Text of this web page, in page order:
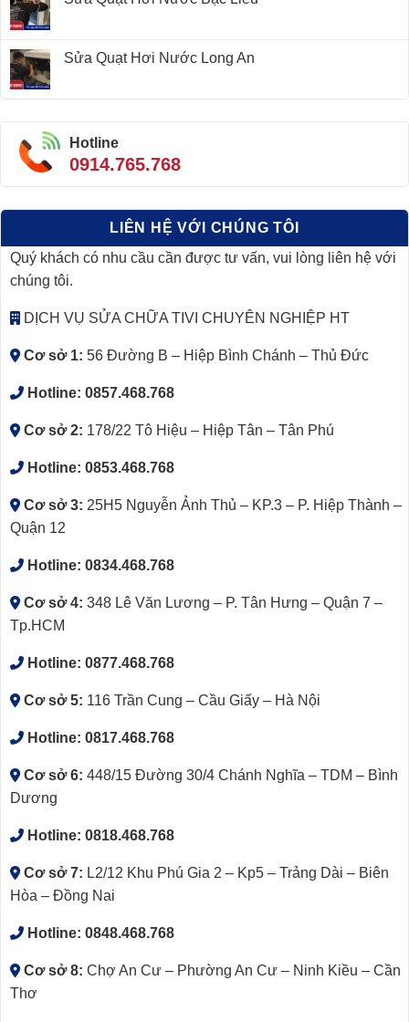
Sửa Quạt Hơi Nước Long An
Hotline
0914.765.768
LIÊN HỆ VỚI CHÚNG TÔI
Quý khách có nhu cầu cần được tư vấn, vui lòng liên hệ với
chúng tôi.
DỊCH VỤ SỬA CHỮA TIVI CHUYÊN NGHIỆP HT
Cơ sở 1: 56 Đường B – Hiệp Bình Chánh – Thủ Đức
Hotline: 0857.468.768
Cơ sở 2: 178/22 Tô Hiệu – Hiệp Tân – Tân Phú
Hotline: 0853.468.768
Cơ sở 3: 25H5 Nguyễn Ảnh Thủ – KP.3 – P. Hiệp Thành –
Quận 12
Hotline: 0834.468.768
Cơ sở 4: 348 Lê Văn Lương – P. Tân Hưng – Quận 7 –
Tp.HCM
Hotline: 0877.468.768
Cơ sở 5: 116 Trần Cung – Cầu Giấy – Hà Nội
Hotline: 0817.468.768
Cơ sở 6: 448/15 Đường 30/4 Chánh Nghĩa – TDM – Bình
Dương
Hotline: 0818.468.768
Cơ sở 7: L2/12 Khu Phú Gia 2 – Kp5 – Trảng Dài – Biên
Hòa – Đồng Nai
Hotline: 0848.468.768
Cơ sở 8: Chợ An Cư – Phường An Cư – Ninh Kiều – Cần
Thơ